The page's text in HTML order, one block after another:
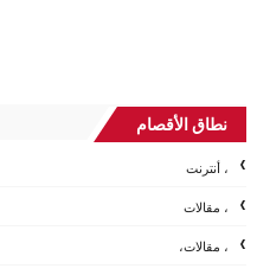
نطاق الأقصام
، أنترنت
، مقالات
، مقالات،